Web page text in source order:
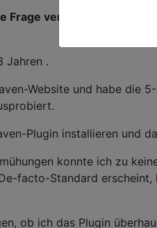
Frage verbessern?
Jahren .
Website und habe die
Plugin installieren und
konnte ich zu
facto-Standard
ob ich das Plugin